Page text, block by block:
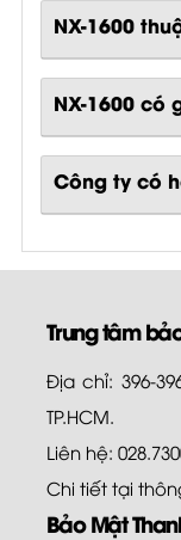
NX-1600
NX-1600có
Công ty có
Trung tâm
Địa chỉ: 396-
TP.HCM.
Liên hệ:
Chi tiết tại
Bảo Mật